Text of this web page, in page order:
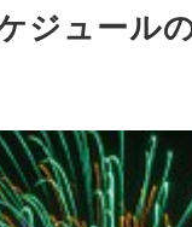
ジュール